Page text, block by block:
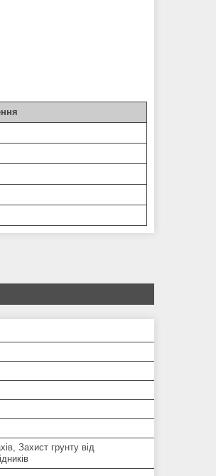
Захист грунту від